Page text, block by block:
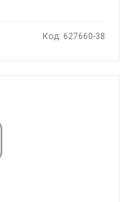
Код: 627660-38